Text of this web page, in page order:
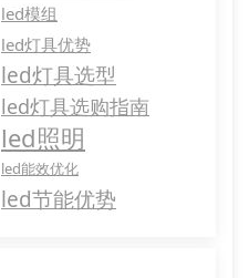
led模组
led灯具优势
led灯具选型
led灯具选购指南
led照明
led能效优化
led节能优势